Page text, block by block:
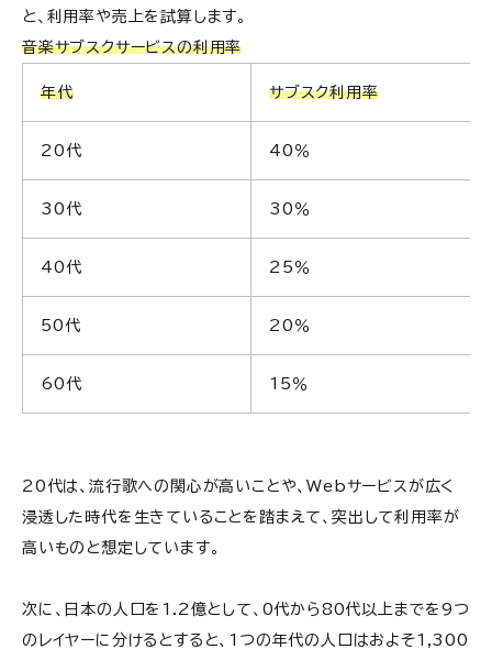
と、利用率や売上を試算します。
音楽サブスクサービスの利用率
年代 サブスク利用率
20代 40％
30代 30％
40代 25％
50代 20％
60代 15％
20代は、流行歌への関心が高いことや、Webサービスが広く
浸透した時代を生きていることを踏まえて、突出して利用率が
高いものと想定しています。
次に、日本の人口を1.2億として、0代から80代以上までを9つ
のレイヤーに分けるとすると、1つの年代の人口はおよそ1,300